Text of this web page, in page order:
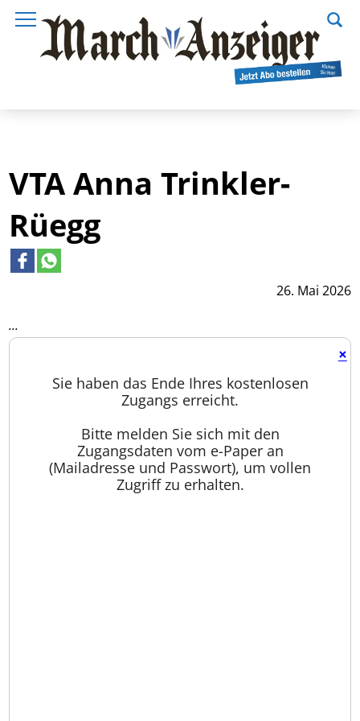
26. Mai 2026
VTA Anna Trinkler-
Rüegg
...
×
Sie haben das Ende Ihres kostenlosen
Zugangs erreicht.
Bitte melden Sie sich mit den
Zugangsdaten vom e-Paper an
(Mailadresse und Passwort), um vollen
Zugriff zu erhalten.